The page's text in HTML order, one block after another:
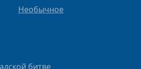
Необычное
битве